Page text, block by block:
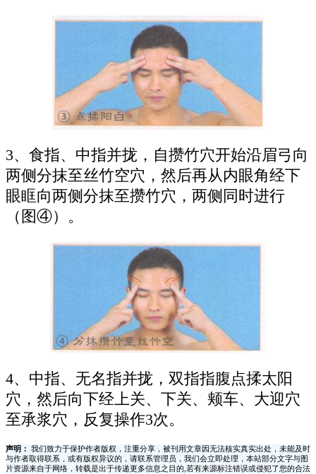
3、食指、中指并拢，自攒竹穴开始沿眉弓向
两侧分抹至丝竹空穴，然后再从内眼角经下
眼眶向两侧分抹至攒竹穴，两侧同时进行
（图④）。
4、中指、无名指并拢，双指指腹点揉太阳
穴，然后向下经上关、下关、颊车、大迎穴
至承浆穴，反复操作3次。
声明：
我们致力于保护作者版权，注重分享，被刊用文章因无法核实真实出处，未能及时
与作者取得联系，或有版权异议的，请联系管理员，我们会立即处理，本站部分文字与图
片资源来自于网络，转载是出于传递更多信息之目的,若有来源标注错误或侵犯了您的合法